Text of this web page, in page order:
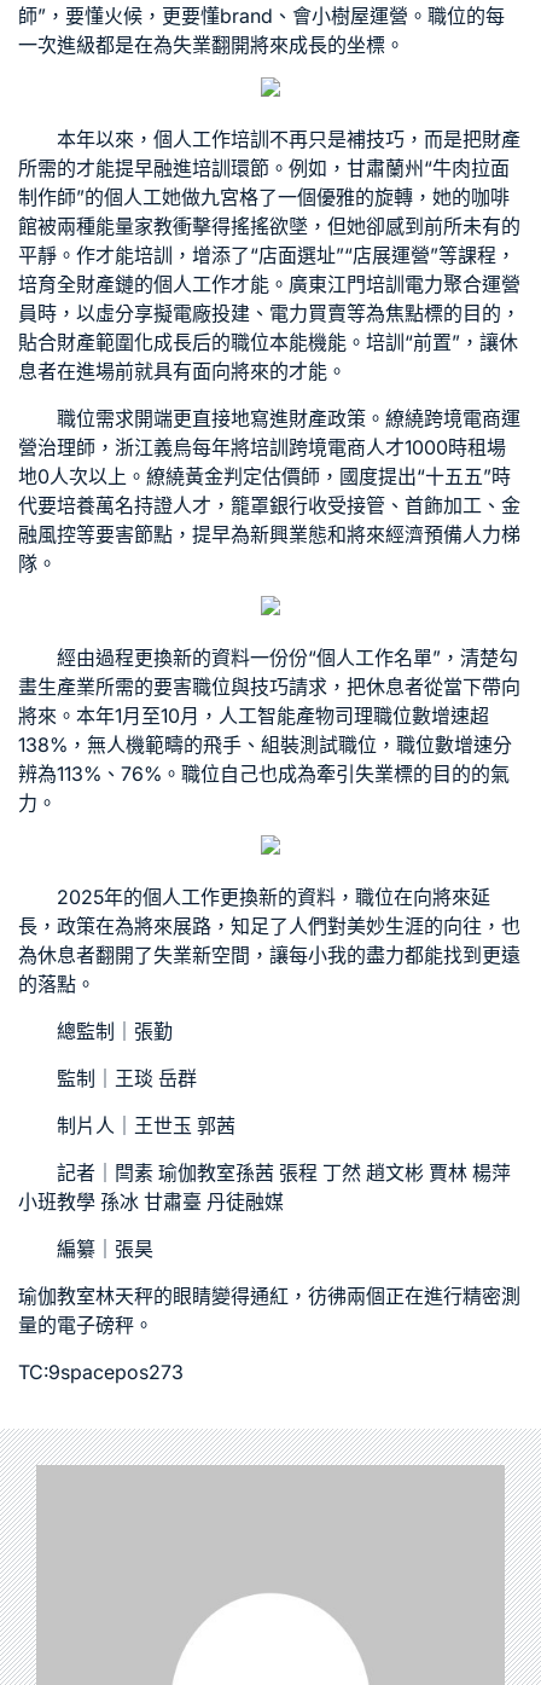
師”，要懂火候，更要懂brand、會小樹屋運營。職位的每
一次進級都是在為失業翻開將來成長的坐標。
本年以來，個人工作培訓不再只是補技巧，而是把財產
所需的才能提早融進培訓環節。例如，甘肅蘭州“牛肉拉面
制作師”的個人工她做九宮格了一個優雅的旋轉，她的咖啡
館被兩種能量家教衝擊得搖搖欲墜，但她卻感到前所未有的
平靜。作才能培訓，增添了“店面選址”“店展運營”等課程，
培育全財產鏈的個人工作才能。廣東江門培訓電力聚合運營
員時，以虛分享擬電廠投建、電力買賣等為焦點標的目的，
貼合財產範圍化成長后的職位本能機能。培訓“前置”，讓休
息者在進場前就具有面向將來的才能。
職位需求開端更直接地寫進財產政策。繚繞跨境電商運
營治理師，浙江義烏每年將培訓跨境電商人才1000時租場
地0人次以上。繚繞黃金判定估價師，國度提出“十五五”時
代要培養萬名持證人才，籠罩銀行收受接管、首飾加工、金
融風控等要害節點，提早為新興業態和將來經濟預備人力梯
隊。
經由過程更換新的資料一份份“個人工作名單”，清楚勾
畫生產業所需的要害職位與技巧請求，把休息者從當下帶向
將來。本年1月至10月，人工智能產物司理職位數增速超
138%，無人機範疇的飛手、組裝測試職位，職位數增速分
辨為113%、76%。職位自己也成為牽引失業標的目的的氣
力。
2025年的個人工作更換新的資料，職位在向將來延
長，政策在為將來展路，知足了人們對美妙生涯的向往，也
為休息者翻開了失業新空間，讓每小我的盡力都能找到更遠
的落點。
總監制｜張勤
監制｜王琰 岳群
制片人｜王世玉 郭茜
記者｜閆素 瑜伽教室孫茜 張程 丁然 趙文彬 賈林 楊萍
小班教學 孫冰 甘肅臺 丹徒融媒
編纂｜張昊
瑜伽教室林天秤的眼睛變得通紅，彷彿兩個正在進行精密測
量的電子磅秤。
TC:9spacepos273